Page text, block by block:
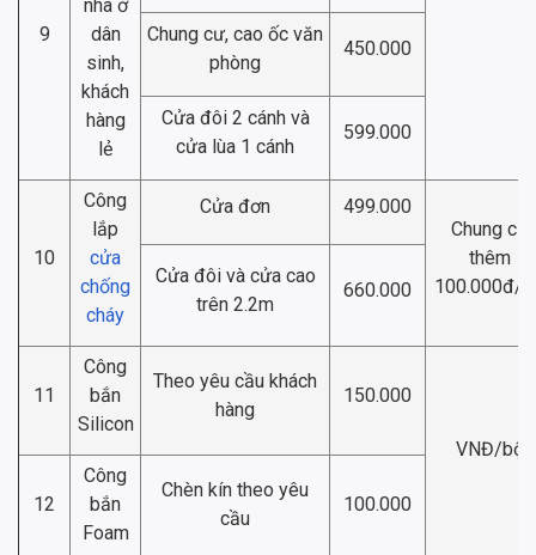
9
nhà ở
dân
sinh,
khách
hàng
lẻ
Chung cư, cao ốc văn
phòng
450.000
Cửa đôi 2 cánh và
cửa lùa 1 cánh
599.000
10
Công
lắp
cửa
chống
cháy
Cửa đơn
499.000
Chung cư
thêm
100.000đ/
Cửa đôi và cửa cao
trên 2.2m
660.000
11
Công
bắn
Silicon
Theo yêu cầu khách
hàng
150.000
VNĐ/bộ
12
Công
bắn
Foam
Chèn kín theo yêu
cầu
100.000